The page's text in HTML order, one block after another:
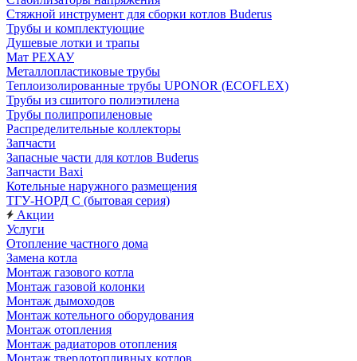
Стяжной инструмент для сборки котлов Buderus
Трубы и комплектующие
Душевые лотки и трапы
Мат РЕХАУ
Металлопластиковые трубы
Теплоизолированные трубы UPONOR (ECOFLEX)
Трубы из сшитого полиэтилена
Трубы полипропиленовые
Распределительные коллекторы
Запчасти
Запасные части для котлов Buderus
Запчасти Baxi
Котельные наружного размещения
ТГУ-НОРД С (бытовая серия)
Акции
Услуги
Отопление частного дома
Замена котла
Монтаж газового котла
Монтаж газовой колонки
Монтаж дымоходов
Монтаж котельного оборудования
Монтаж отопления
Монтаж радиаторов отопления
Монтаж твердотопливных котлов